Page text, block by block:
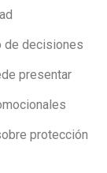
de decisiones
presentar
protección